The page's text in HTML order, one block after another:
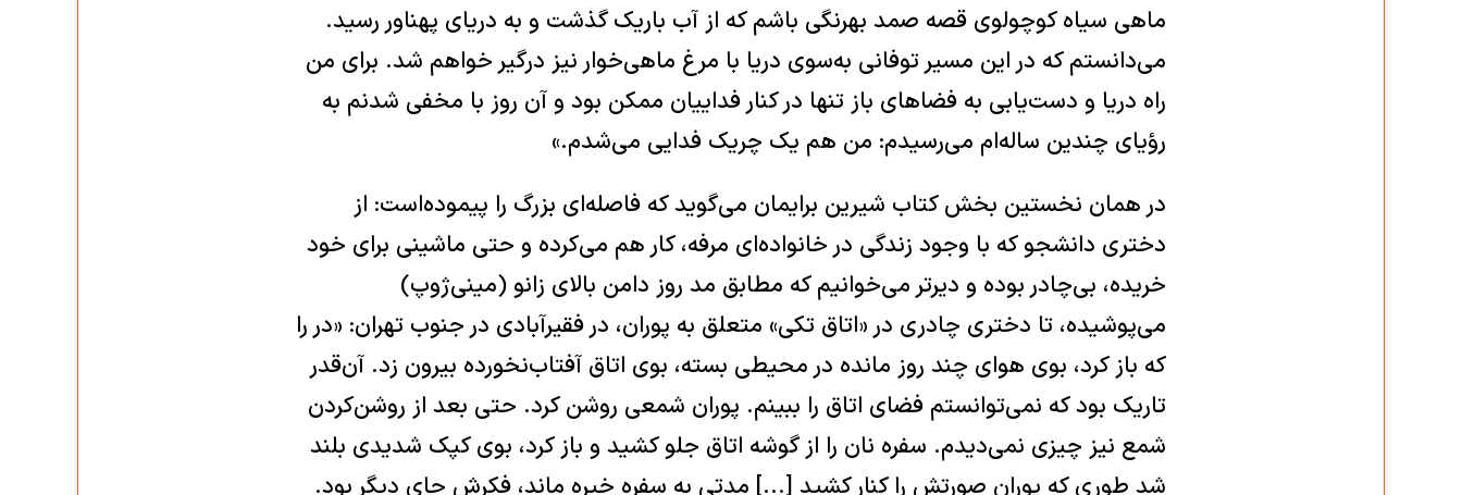
ماهی سیاه کوچولوی قصه صمد بهرنگی باشم که از آب باریک گذشت و به دریای پهناور رسید.
می‌دانستم که در این مسیر توفانی به‌سوی دریا با مرغ ماهی‌خوار نیز درگیر خواهم شد. برای من
راه دریا و دست‌یابی به فضاهای باز تنها در کنار فداییان ممکن بود و آن روز با مخفی شدنم به
رؤیای چندین ساله‌ام می‌رسیدم: من هم یک چریک فدایی می‌شدم.»
در همان نخستین بخش کتاب شیرین برایمان می‌گوید که فاصله‌ای بزرگ را پیموده‌است: از
دختری دانشجو که با وجود زندگی در خانواده‌ای مرفه، کار هم می‌کرده و حتی ماشینی برای خود
خریده، بی‌چادر بوده و دیرتر می‌خوانیم که مطابق مد روز دامن بالای زانو (مینی‌ژوپ)
می‌پوشیده، تا دختری چادری در «اتاق تکی» متعلق به پوران، در فقیرآبادی در جنوب تهران: «در را
که باز کرد، بوی هوای چند روز مانده در محیطی بسته، بوی اتاق آفتاب‌نخورده بیرون زد. آن‌قدر
تاریک بود که نمی‌توانستم فضای اتاق را ببینم. پوران شمعی روشن کرد. حتی بعد از روشن‌کردن
شمع نیز چیزی نمی‌دیدم. سفره نان را از گوشه اتاق جلو کشید و باز کرد، بوی کپک شدیدی بلند
شد طوری که پوران صورتش را کنار کشید [...] مدتی به سفره خیره ماند، فکرش جای دیگر بود.